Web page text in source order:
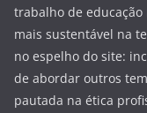
trabalho de
mais sustentável na
no espelho do site:
de abordar outros
pautada na ética